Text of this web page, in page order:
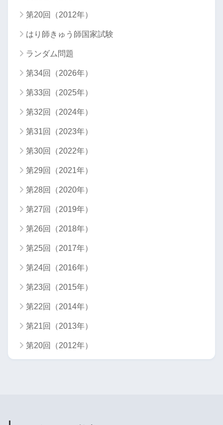
第20回（2012年）
はり師きゅう師国家試験
ランダム問題
第34回（2026年）
第33回（2025年）
第32回（2024年）
第31回（2023年）
第30回（2022年）
第29回（2021年）
第28回（2020年）
第27回（2019年）
第26回（2018年）
第25回（2017年）
第24回（2016年）
第23回（2015年）
第22回（2014年）
第21回（2013年）
第20回（2012年）